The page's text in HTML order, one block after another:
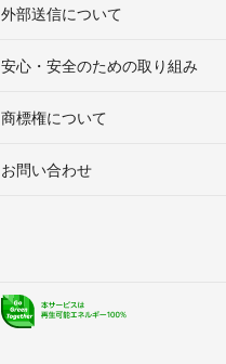
外部送信について
安心・安全のための取り組み
商標権について
お問い合わせ